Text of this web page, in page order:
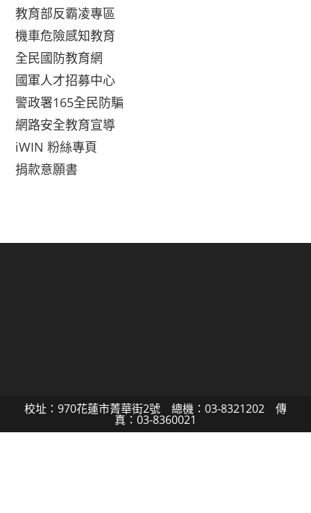
教育部反霸凌專區
機車危險感知教育
全民國防教育網
國軍人才招募中心
警政署165全民防騙
網路安全教育宣導
iWIN 粉絲專頁
捐款意願書
校址：970花蓮市菁華街2號 總機：03-8321202 傳
真：03-8360021